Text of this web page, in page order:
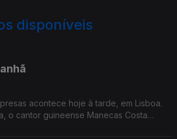
disponíveis
acontece hoje à tarde, em Lisboa.
o cantor guineense Manecas Costa